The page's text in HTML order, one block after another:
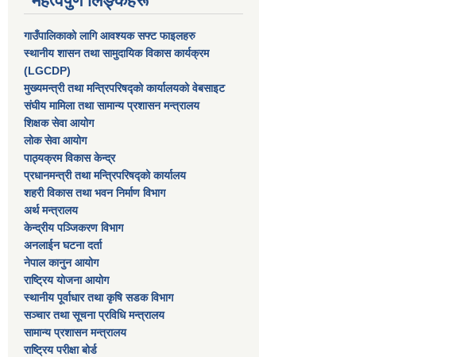
गाउँपालिकाको लागि आवश्यक सफ्ट फाइलहरु
स्थानीय शासन तथा सामुदायिक विकास कार्यक्रम
(LGCDP)
मुख्यमन्त्री तथा मन्त्रिपरिषद्को कार्यालयको वेबसाइट
संघीय मामिला तथा सामान्य प्रशासन मन्त्रालय
शिक्षक सेवा आयोग
लोक सेवा आयोग
पाठ्यक्रम विकास केन्द्र
प्रधानमन्त्री तथा मन्त्रिपरिषद्को कार्यालय
शहरी विकास तथा भवन निर्माण विभाग
अर्थ मन्त्रालय
केन्द्रीय पञ्जिकरण विभाग
अनलाईन घटना दर्ता
नेपाल कानुन आयोग
राष्ट्रिय योजना आयोग
स्थानीय पूर्वाधार तथा कृषि सडक विभाग
सञ्‍चार तथा सूचना प्रविधि मन्त्रालय
सामान्य प्रशासन मन्त्रालय
राष्ट्रिय परीक्षा बोर्ड